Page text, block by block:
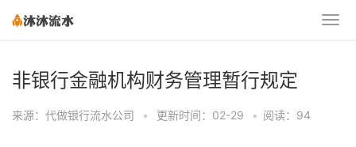
非银行金融机构财务管理暂行规定
来源：代做银行流水公司 • 更新时间：02-29 • 阅读：94